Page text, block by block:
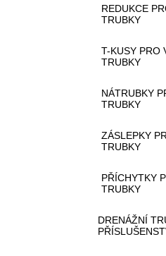
REDUKCE
TRUBKY
T-KUSY PRO
TRUBKY
NÁTRUBKY
TRUBKY
ZÁSLEPKY
TRUBKY
PŘÍCHYTKY
TRUBKY
DRENÁŽNÍ